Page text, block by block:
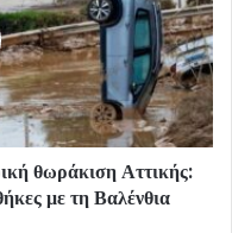
θωράκιση Αττικής:
με τη Βαλένθια